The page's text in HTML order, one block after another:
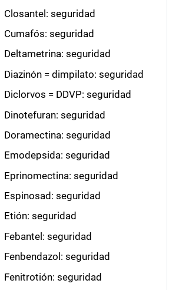
Closantel: seguridad
Cumafós: seguridad
Deltametrina: seguridad
Diazinón = dimpilato: seguridad
Diclorvos = DDVP: seguridad
Dinotefuran: seguridad
Doramectina: seguridad
Emodepsida: seguridad
Eprinomectina: seguridad
Espinosad: seguridad
Etión: seguridad
Febantel: seguridad
Fenbendazol: seguridad
Fenitrotión: seguridad